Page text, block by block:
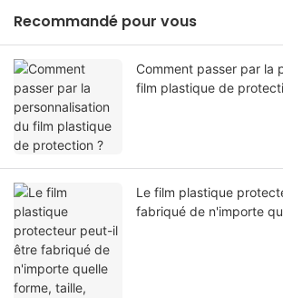
Recommandé pour vous
Comment passer par la
film plastique de
Le film plastique
fabriqué de n'importe